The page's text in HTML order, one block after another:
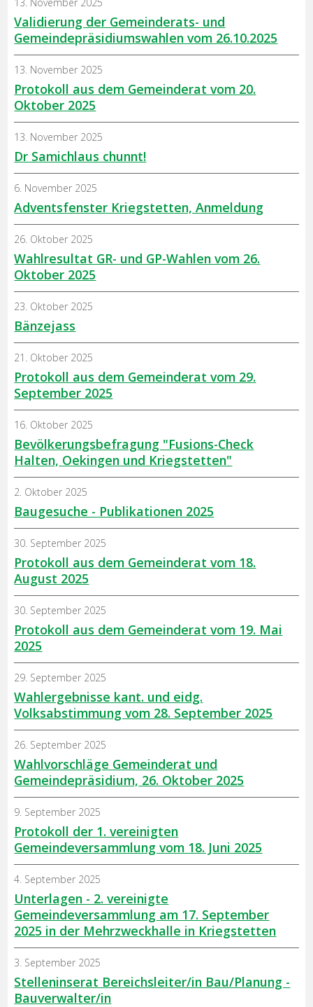
Validierung der Gemeinderats- und
Gemeindepräsidiumswahlen vom 26.10.2025
Protokoll aus dem Gemeinderat vom 20.
Oktober 2025
13. November 2025
Dr Samichlaus chunnt!
13. November 2025
Adventsfenster Kriegstetten, Anmeldung
6. November 2025
Wahlresultat GR- und GP-Wahlen vom 26.
Oktober 2025
26. Oktober 2025
Bänzejass
23. Oktober 2025
Protokoll aus dem Gemeinderat vom 29.
September 2025
21. Oktober 2025
Bevölkerungsbefragung "Fusions-Check
Halten, Oekingen und Kriegstetten"
16. Oktober 2025
Baugesuche - Publikationen 2025
2. Oktober 2025
Protokoll aus dem Gemeinderat vom 18.
August 2025
30. September 2025
Protokoll aus dem Gemeinderat vom 19. Mai
2025
30. September 2025
Wahlergebnisse kant. und eidg.
Volksabstimmung vom 28. September 2025
29. September 2025
Wahlvorschläge Gemeinderat und
Gemeindepräsidium, 26. Oktober 2025
26. September 2025
Protokoll der 1. vereinigten
Gemeindeversammlung vom 18. Juni 2025
9. September 2025
Unterlagen - 2. vereinigte
Gemeindeversammlung am 17. September
2025 in der Mehrzweckhalle in Kriegstetten
4. September 2025
Stelleninserat Bereichsleiter/in Bau/Planung -
Bauverwalter/in
3. September 2025